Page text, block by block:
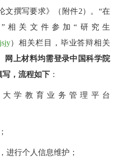
文撰写要求》（附件2）。 “在
” 相关文件参加“ 研究生
）相关栏目，毕业答辩相关
网上材料均需登录中国科学院
写，流程如下 ：
学教育业务管理平台
；
，进行个人信息维护；